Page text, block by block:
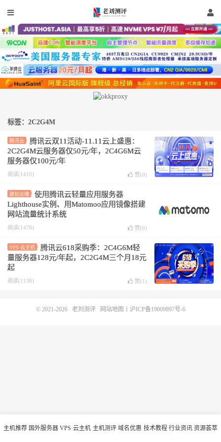
标签：2C2G4M
腾讯云
腾讯云双11活动-11.11云上盛惠：
2C2G4M云服务器仅50元/年，2C4G6M云
服务器仅100元/年
阅读(1410) 赞(0)
建站运维
使用腾讯云轻量应用服务器
Lighthouse实例、用Matomoo应用镜像搭建
网站流量统计系统
阅读(1478) 赞(0)
VPS·云主机
腾讯云618采购季：2C4G6M轻
量服务器128元/年起，2C2G4M三个月18元
起
阅读(1138) 赞(1 )
主机推荐 国外服务器 VPS·云主机 主机测评 域名优惠 技术教程 行业资讯 资源荟萃
© 2021-2026 老刘测评 网站地图 沪ICP备19009897号-6